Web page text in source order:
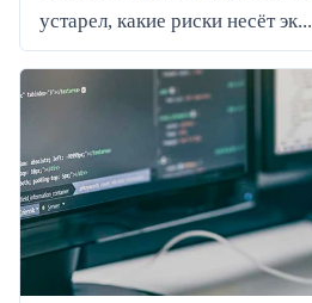
устарел, какие риски несёт эк...